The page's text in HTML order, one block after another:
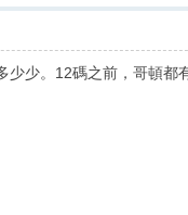
少。12碼之前，哥頓都